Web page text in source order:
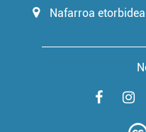
Nafarroa